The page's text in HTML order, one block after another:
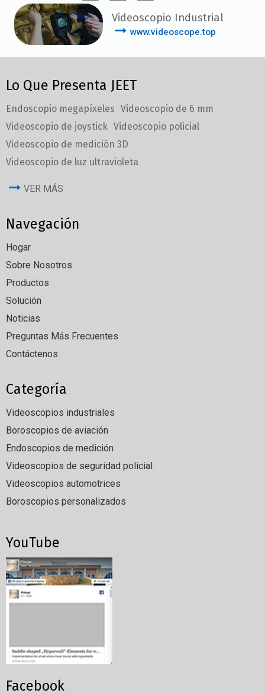
Videoscopio Industrial
www.videoscope.top
Lo Que Presenta JEET
Endoscopio megapíxeles Videoscopio de 6 mm
Videoscopio de joystick Videoscopio policial
Videoscopio de medición 3D
Videoscopio de luz ultravioleta
VER MÁS
Navegación
Hogar
Sobre Nosotros
Productos
Solución
Noticias
Preguntas Más Frecuentes
Contáctenos
Categoría
Videoscopios industriales
Boroscopios de aviación
Endoscopios de medición
Videoscopios de seguridad policial
Videoscopios automotrices
Boroscopios personalizados
YouTube
Facebook